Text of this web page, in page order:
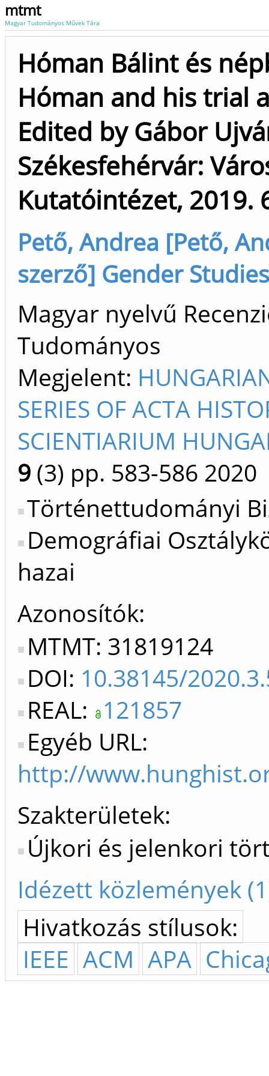
mtmt
Magyar Tudományos Művek Tára
Hóman Bálint és
Hóman and his trial
Edited by Gábor
Székesfehérvár:
Kutatóintézet, 2019.
Pető, Andrea [Pető,
szerző] Gender
Magyar nyelvű
Tudományos
Megjelent:
SERIES OF ACTA
SCIENTIARIUM
9 (3) pp. 583-586 2020
Történettudományi
Demográfiai
hazai
Azonosítók
MTMT: 31819124
DOI: 10.38145/
REAL: 121857
Egyéb URL:
http://
Szakterületek:
Újkori és jelenkori
Idézett közlemények
Hivatkozás stílusok:
IEEE ACM APA